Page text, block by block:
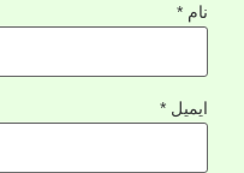
نام *
ایمیل *